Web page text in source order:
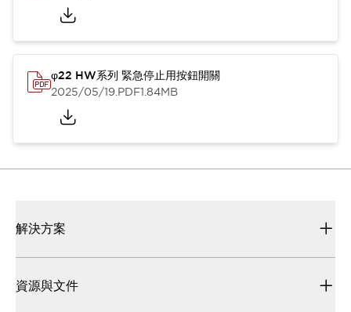
φ22 HW系列 緊急停止用按鈕開關
2025/05/19.PDF1.84MB
解決方案
資源與文件